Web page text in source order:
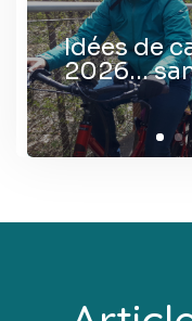
Idées de
2026…